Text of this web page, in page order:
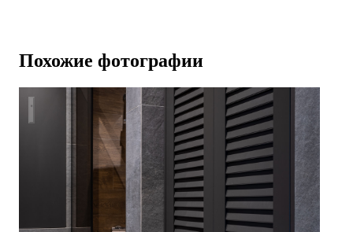
Похожие фотографии
Санузел в стиле лофт